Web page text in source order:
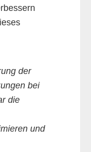
der
bei
die
und